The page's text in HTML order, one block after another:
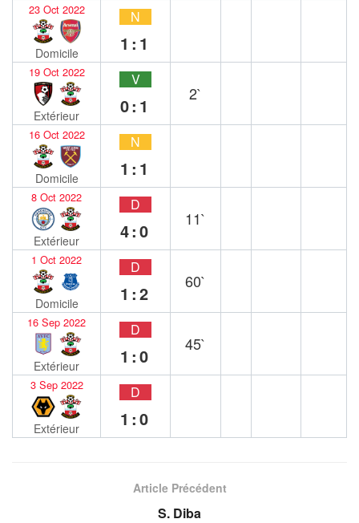
23 Oct 2022
Domicile
N
1:1
19 Oct 2022
Extérieur
V
0:1
2`
16 Oct 2022
Domicile
N
1:1
8 Oct 2022
Extérieur
D
4:0
11`
1 Oct 2022
Domicile
D
1:2
60`
16 Sep 2022
Extérieur
D
1:0
45`
3 Sep 2022
Extérieur
D
1:0
Article Précédent
S. Diba